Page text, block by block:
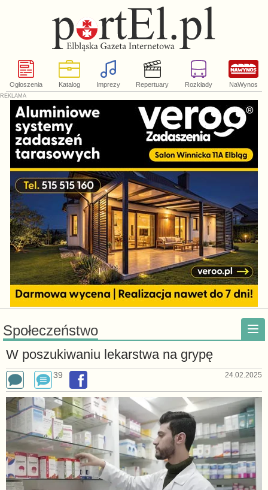
Ogłoszenia Katalog Imprezy Repertuary Rozkłady NaWynos
Społeczeństwo
W poszukiwaniu lekarstwa na grypę
39 24.02.2025